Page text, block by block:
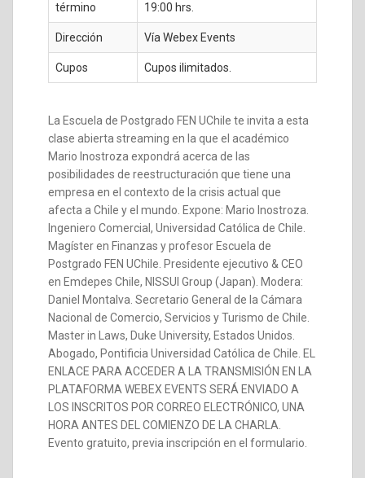
término
19:00 hrs.
Dirección Vía Webex Events
Cupos Cupos ilimitados.
La Escuela de Postgrado FEN UChile te invita a esta
clase abierta streaming en la que el académico
Mario Inostroza expondrá acerca de las
posibilidades de reestructuración que tiene una
empresa en el contexto de la crisis actual que
afecta a Chile y el mundo. Expone: Mario Inostroza.
Ingeniero Comercial, Universidad Católica de Chile.
Magíster en Finanzas y profesor Escuela de
Postgrado FEN UChile. Presidente ejecutivo & CEO
en Emdepes Chile, NISSUI Group (Japan). Modera:
Daniel Montalva. Secretario General de la Cámara
Nacional de Comercio, Servicios y Turismo de Chile.
Master in Laws, Duke University, Estados Unidos.
Abogado, Pontificia Universidad Católica de Chile. EL
ENLACE PARA ACCEDER A LA TRANSMISIÓN EN LA
PLATAFORMA WEBEX EVENTS SERÁ ENVIADO A
LOS INSCRITOS POR CORREO ELECTRÓNICO, UNA
HORA ANTES DEL COMIENZO DE LA CHARLA.
Evento gratuito, previa inscripción en el formulario.